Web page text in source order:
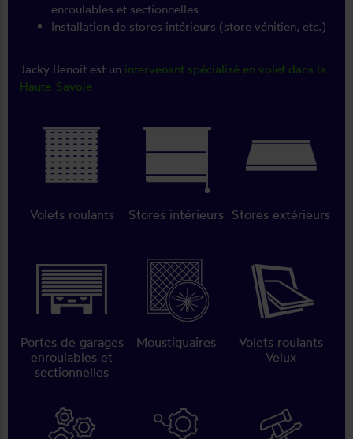
enroulables et sectionnelles
Installation de stores intérieurs (store vénitien, etc.)
Jacky Benoit est un intervenant spécialisé en volet dans la
Haute-Savoie
Volets roulants Stores intérieurs Stores extérieurs
Portes de garages
enroulables et
sectionnelles
Moustiquaires
Volets roulants
Velux